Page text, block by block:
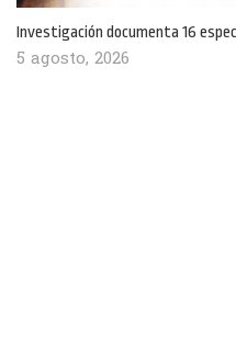
Investigación documenta 16
5 agosto, 2026